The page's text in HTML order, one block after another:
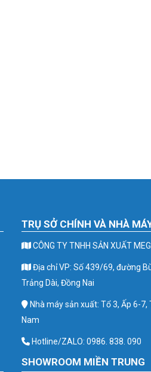
TRỤ SỞ CHÍNH VÀ NHÀ
CÔNG TY TNHH SẢN XUẤT
Địa chỉ VP: Số 439/69, đường
Trảng Dài, Đồng Nai
Nhà máy sản xuất: Tổ 3, Ấp 6-7,
Nam
Hotline/ZALO: 0986. 838. 090
SHOWROOM MIỀN TRUNG